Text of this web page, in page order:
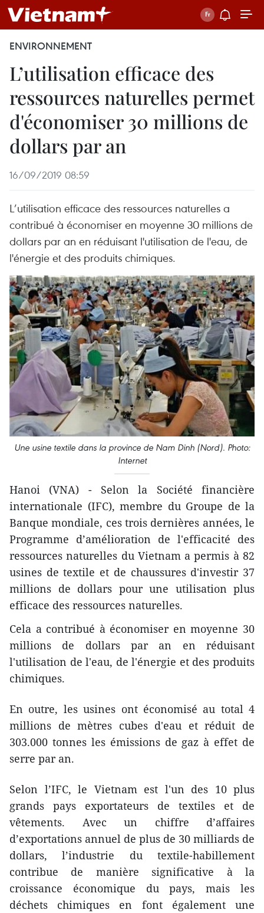
ENVIRONNEMENT
L’utilisation efficace des
ressources naturelles permet
d'économiser 30 millions de
dollars par an
16/09/2019 08:59
L’utilisation efficace des ressources naturelles a
contribué à économiser en moyenne 30 millions de
dollars par an en réduisant l'utilisation de l'eau, de
l'énergie et des produits chimiques.
Une usine textile dans la province de Nam Dinh (Nord). Photo:
Internet
Hanoi (VNA) - Selon la Société financière
internationale (IFC), membre du Groupe de la
Banque mondiale, ces trois dernières années, le
Programme d’amélioration de l'efficacité des
ressources naturelles du Vietnam a permis à 82
usines de textile et de chaussures d'investir 37
millions de dollars pour une utilisation plus
efficace des ressources naturelles.
Cela a contribué à économiser en moyenne 30
millions de dollars par an en réduisant
l'utilisation de l'eau, de l'énergie et des produits
chimiques.
En outre, les usines ont économisé au total 4
millions de mètres cubes d'eau et réduit de
303.000 tonnes les émissions de gaz à effet de
serre par an.
Selon l’IFC, le Vietnam est l'un des 10 plus
grands pays exportateurs de textiles et de
vêtements. Avec un chiffre d’affaires
d’exportations annuel de plus de 30 milliards de
dollars, l’industrie du textile-habillement
contribue de manière significative à la
croissance économique du pays, mais les
déchets chimiques en font également une